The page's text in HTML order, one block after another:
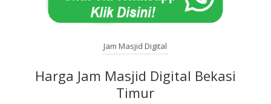
Jam Masjid Digital
Harga Jam Masjid Digital Bekasi
Timur